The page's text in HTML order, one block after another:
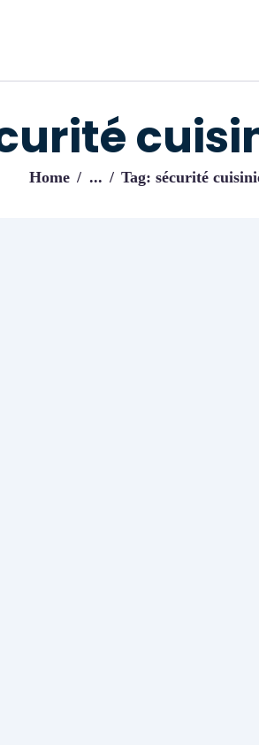
Home ... Tag: sécurité
IJENI